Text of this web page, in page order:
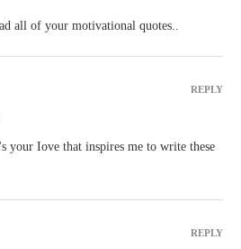
all of your motivational quotes..
your Iove that inspires me to write these
REPLY
REPLY